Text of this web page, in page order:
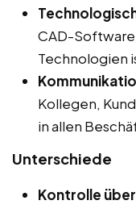
CAD-
Technologien
Kollegen,
in allen
Unterschiede
Kontrolle